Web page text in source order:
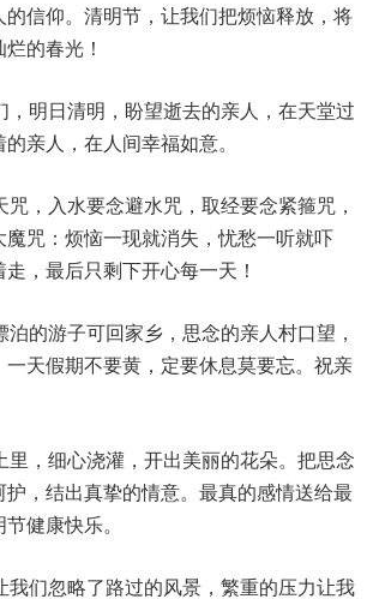
信仰。清明节，让我们把烦恼释放，将
的春光！
，明日清明，盼望逝去的亲人，在天堂过
亲人，在人间幸福如意。
，入水要念避水咒，取经要念紧箍咒，
咒：烦恼一现就消失，忧愁一听就吓
，最后只剩下开心每一天！
的游子可回家乡，思念的亲人村口望，
天假期不要黄，定要休息莫要忘。祝亲
里，细心浇灌，开出美丽的花朵。把思念
，结出真挚的情意。最真的感情送给最
健康快乐。
我们忽略了路过的风景，繁重的压力让我